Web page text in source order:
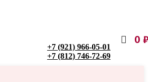
+7 (921) 966-05-01
+7 (812) 746-72-69
0